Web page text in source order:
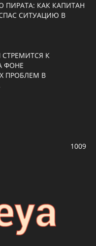
ПИРАТА: КАК КАПИТАН
СИТУАЦИЮ В
К
ФОНЕ
ПРОБЛЕМ В
1009